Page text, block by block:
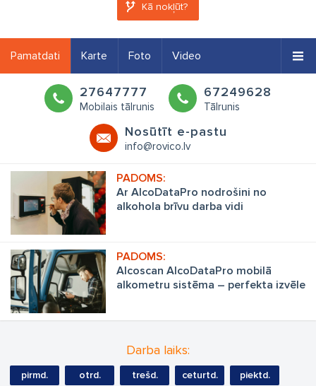
Kā nokļūt?
Pamatdati Karte Foto Video
27647777
Mobilais tālrunis
67249628
Tālrunis
Nosūtīt e-pastu
info@rovico.lv
Ar AlcoDataPro nodrošini no
alkohola brīvu darba vidi
Alcoscan AlcoDataPro mobilā
alkometru sistēma – perfekta izvēle
Darba laiks:
pirmd. otrd. trešd. ceturtd. piektd.